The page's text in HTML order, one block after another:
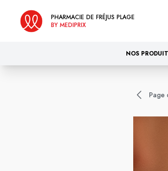
PHARMACIE DE FRÉJUS PLAGE
BY MEDIPRIX
NOS
Page